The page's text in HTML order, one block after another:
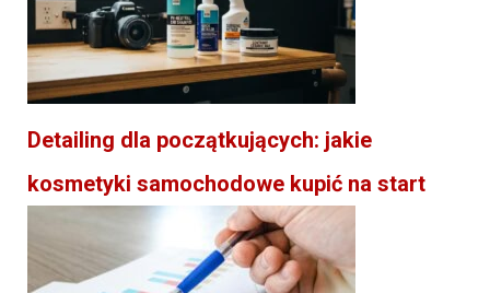
Detailing dla początkujących: jakie
kosmetyki samochodowe kupić na start